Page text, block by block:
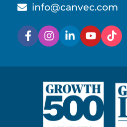
info@canvec.com